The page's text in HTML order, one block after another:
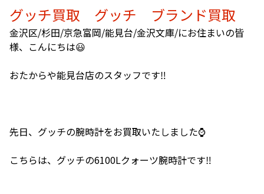
グッチ買取 グッチ ブランド買取
金沢区/杉田/京急富岡/能見台/金沢文庫/にお住まいの皆
様、こんにちは😃
おたからや能見台店のスタッフです‼️
先日、グッチの腕時計をお買取いたしました⌚️
こちらは、グッチの6100Lクォーツ腕時計です‼️